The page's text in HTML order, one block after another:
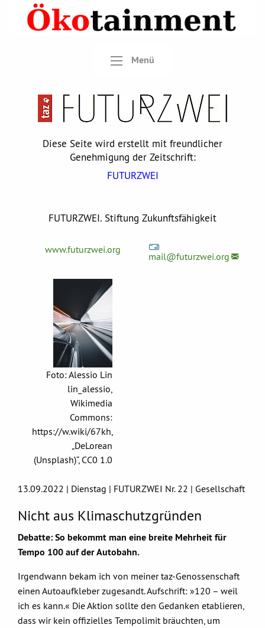
Menü
Diese Seite wird erstellt mit freundlicher
Genehmigung der Zeitschrift:
FUTURZWEI
FUTURZWEI. Stiftung Zukunftsfähigkeit
www.futurzwei.org
mail@futurzwei.org
Foto: Alessio Lin
lin_alessio,
Wikimedia
Commons:
https://w.wiki/67kh,
„DeLorean
(Unsplash)“, CC0 1.0
13.09.2022 | Dienstag | FUTURZWEI Nr. 22 | Gesellschaft
Nicht aus Klimaschutzgründen
Debatte: So bekommt man eine breite Mehrheit für
Tempo 100 auf der Autobahn.
Irgendwann bekam ich von meiner taz-Genossenschaft
einen Autoaufkleber zugesandt. Aufschrift: »120 – weil
ich es kann.« Die Aktion sollte den Gedanken etablieren,
dass wir kein offizielles Tempolimit bräuchten, um